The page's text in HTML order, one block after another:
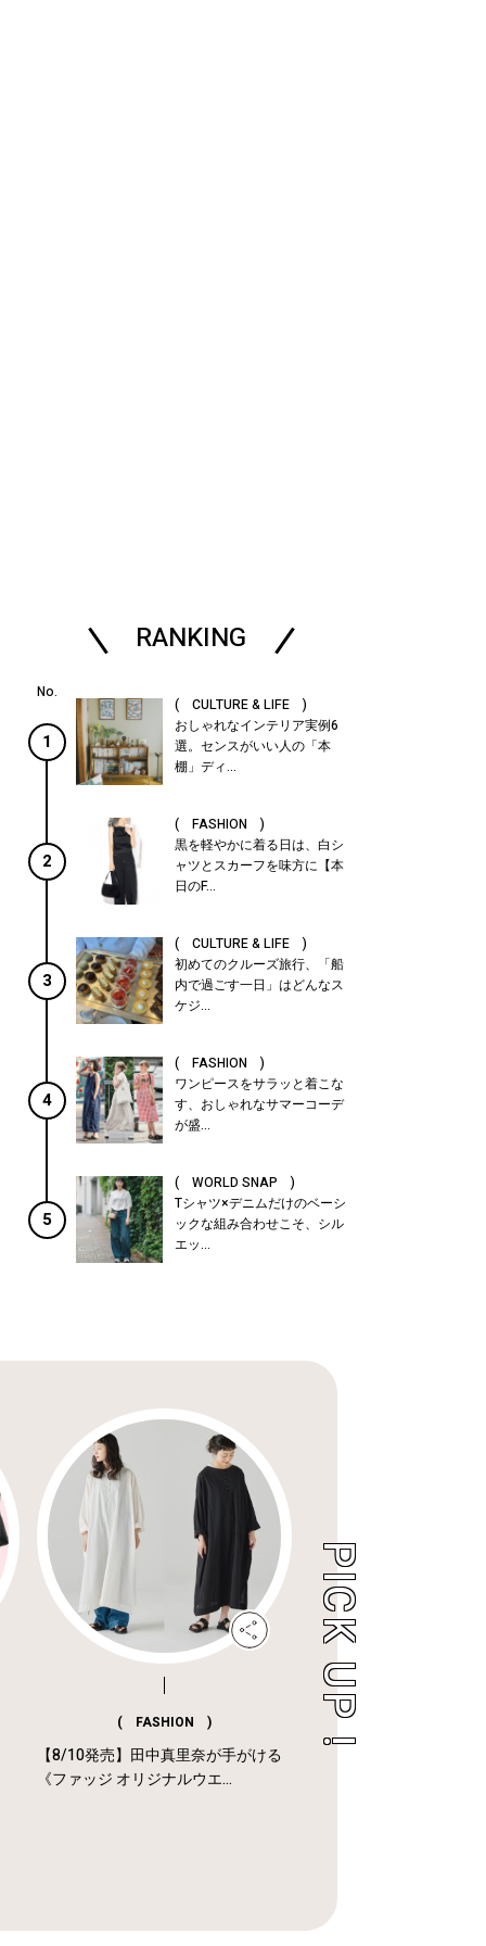
RANKING
1
( CULTURE & LIFE )
おしゃれなインテリア実例6
選。センスがいい人の「本
棚」ディ...
2
( FASHION )
黒を軽やかに着る日は、白シ
ャツとスカーフを味方に【本
日のF...
3
( CULTURE & LIFE )
初めてのクルーズ旅行、「船
内で過ごす一日」はどんなス
ケジ...
4
( FASHION )
ワンピースをサラッと着こな
す、おしゃれなサマーコーデ
が盛...
5
( WORLD SNAP )
Tシャツ×デニムだけのベーシ
ックな組み合わせこそ、シル
エッ...
( FASHION )
【8/10発売】田中真里奈が手がける
《ファッジ オリジナルウエ...